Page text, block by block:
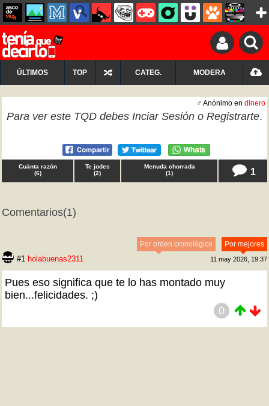
ÚLTIMOS TOP CATEG. MODERA
♂ Anónimo en dinero
Para ver este TQD debes Inciar Sesión o Registrarte.
Cuánta razón
(6)
Te jodes
(2)
Menuda chorrada
(1) 1
Comentarios(1)
Por mejores
Por orden cronológico
#1 holabuenas2311 11 may 2026, 19:37
Pues eso significa que te lo has montado muy
bien...felicidades. ;)
0